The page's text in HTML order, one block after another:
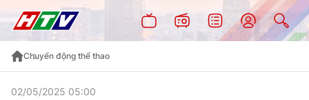
Chuyển động thể thao
02/05/2025 05:00